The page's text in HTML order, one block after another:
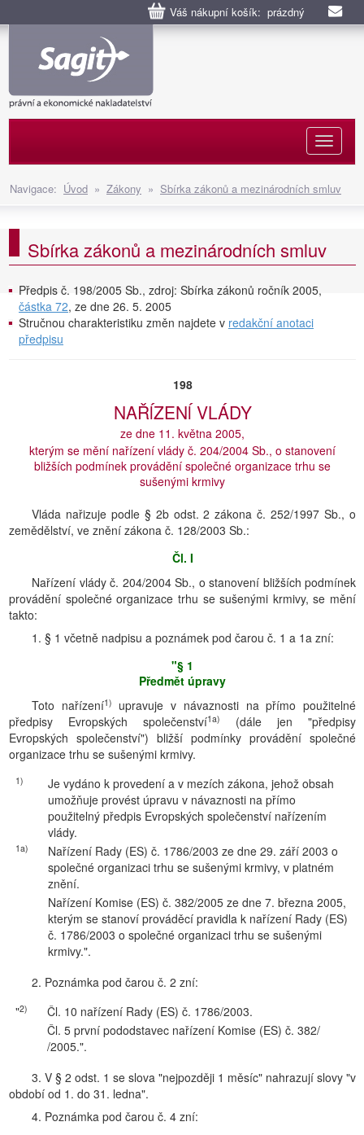
Váš nákupní košík: prázdný
Navigace: Úvod » Zákony » Sbírka zákonů a mezinárodních smluv
Sbírka zákonů a mezinárodních smluv
Předpis č. 198/2005 Sb., zdroj: Sbírka zákonů ročník 2005,
částka 72, ze dne 26. 5. 2005
Stručnou charakteristiku změn najdete v redakční anotaci
předpisu
198
NAŘĺZENĺ VLÁDY
ze dne 11. května 2005,
kterým se mění nařízení vlády č. 204/2004 Sb., o stanovení
bližších podmínek provádění společné organizace trhu se
sušenými krmivy
Vláda nařizuje podle § 2b odst. 2 zákona č. 252/1997 Sb., o
zemědělství, ve znění zákona č. 128/2003 Sb.:
Čl. I
Nařízení vlády č. 204/2004 Sb., o stanovení bližších podmínek
provádění společné organizace trhu se sušenými krmivy, se mění
takto:
1. § 1 včetně nadpisu a poznámek pod čarou č. 1 a 1a zní:
"§ 1
Předmět úpravy
Toto nařízení1)
upravuje v návaznosti na přímo použitelné
předpisy Evropských společenství1a)
(dále jen "předpisy
Evropských společenství") bližší podmínky provádění společné
organizace trhu se sušenými krmivy.
1)
Je vydáno k provedení a v mezích zákona, jehož obsah
umožňuje provést úpravu v návaznosti na přímo
použitelný předpis Evropských společenství nařízením
vlády.
1a)
Nařízení Rady (ES) č. 1786/2003 ze dne 29. září 2003 o
společné organizaci trhu se sušenými krmivy, v platném
znění.
Nařízení Komise (ES) č. 382/2005 ze dne 7. března 2005,
kterým se stanoví prováděcí pravidla k nařízení Rady (ES)
č. 1786/2003 o společné organizaci trhu se sušenými
krmivy.".
2. Poznámka pod čarou č. 2 zní:
"2)
Čl. 10 nařízení Rady (ES) č. 1786/2003.
Čl. 5 první pododstavec nařízení Komise (ES) č. 382/
/2005.".
3. V § 2 odst. 1 se slova "nejpozději 1 měsíc" nahrazují slovy "v
období od 1. do 31. ledna".
4. Poznámka pod čarou č. 4 zní: